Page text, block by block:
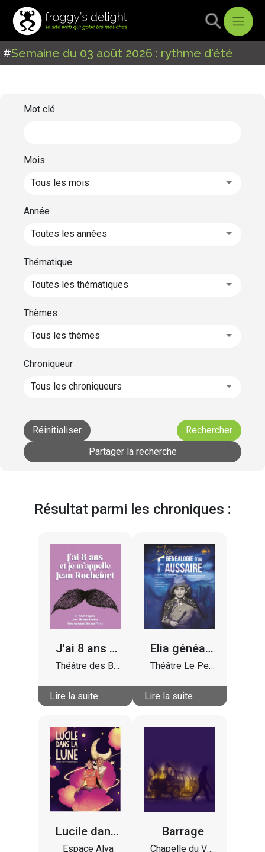
#Semaine du 03 août 2026 : rythme d'été
Mot clé
Mois
Tous les mois
Année
Toutes les années
Thématique
Toutes les thématiques
Thèmes
Tous les thèmes
Chroniqueur
Tous les chroniqueurs
Partager la recherche
Réinitialiser Rechercher
Résultat parmi les chroniques :
J'ai 8 ans et je m'appelle Jean Rochefort
Théâtre des Beliers
Lire la suite
Elia généalogie d'un faussaire
Théâtre Le Petit Chien
Lire la suite
Lucile dans la lune
Espace Alya
Barrage
Chapelle du Verbe Incarné